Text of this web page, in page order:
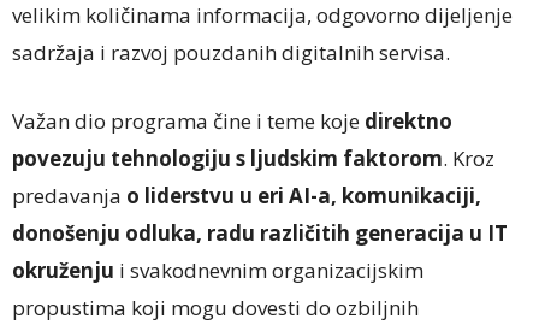
velikim količinama informacija, odgovorno dijeljenje
sadržaja i razvoj pouzdanih digitalnih servisa.
Važan dio programa čine i teme koje direktno
povezuju tehnologiju s ljudskim faktorom. Kroz
predavanja o liderstvu u eri AI-a, komunikaciji,
donošenju odluka, radu različitih generacija u IT
okruženju i svakodnevnim organizacijskim
propustima koji mogu dovesti do ozbiljnih